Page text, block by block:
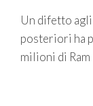
Un difetto
posteriori ha
milioni di